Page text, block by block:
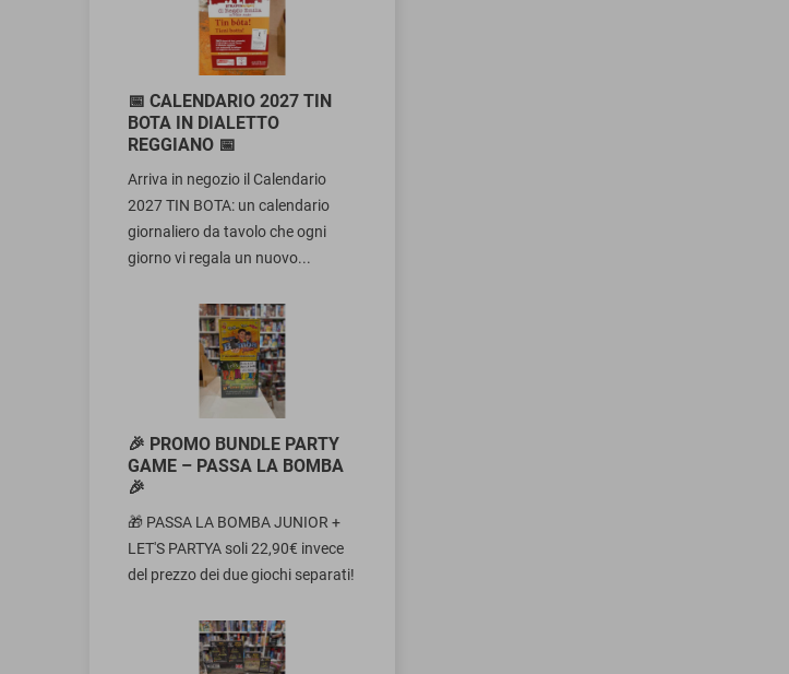
📅 CALENDARIO 2027 TIN
BOTA IN DIALETTO
REGGIANO 📅
Arriva in negozio il Calendario
2027 TIN BOTA: un calendario
giornaliero da tavolo che ogni
giorno vi regala un nuovo...
🎉 PROMO BUNDLE PARTY
GAME – PASSA LA BOMBA
🎉
🎁 PASSA LA BOMBA JUNIOR +
LET'S PARTYA soli 22,90€ invece
del prezzo dei due giochi separati!